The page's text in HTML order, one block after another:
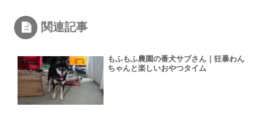
関連記事
もふもふ農園の番犬サブさん｜狂暴わん
ちゃんと楽しいおやつタイム